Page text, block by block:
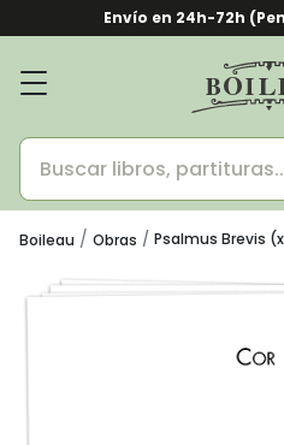
Envío en 24h-72h
Boileau Obras Psalmus Brevis